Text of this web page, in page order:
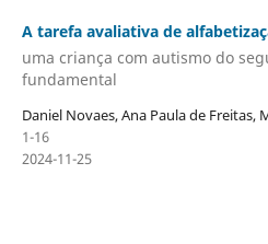
A tarefa avaliativa de
uma criança com autismo do
fundamental
Daniel Novaes, Ana Paula de
1-16
2024-11-25